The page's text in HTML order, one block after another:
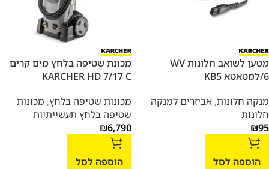
מטען לשואב חלונות WV
6/למטאטא KB5
מנקה חלונות, אביזרים למנקה
חלונות
₪95
הוספה לסל
מכונת שטיפה בלחץ מים קרים
KARCHER HD 7/17 C
מכונות שטיפה בלחץ, מכונות
שטיפה בלחץ תעשייתיות
₪6,790
הוספה לסל